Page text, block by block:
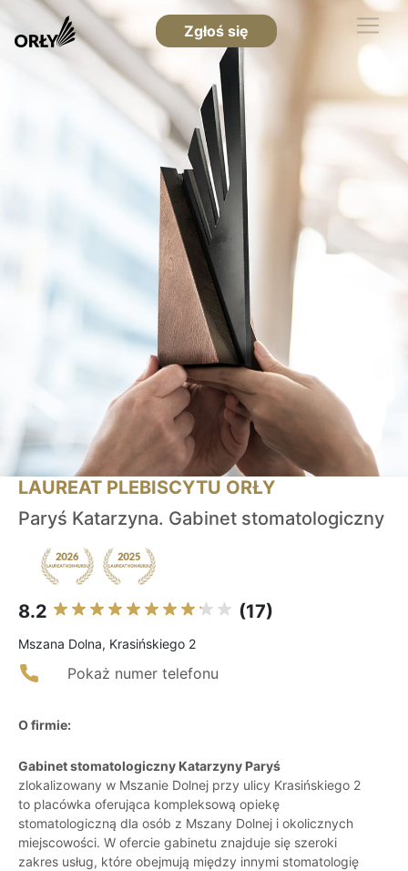
Zgłoś się
LAUREAT PLEBISCYTU ORŁY
Paryś Katarzyna. Gabinet stomatologiczny
8.2 (17)
Mszana Dolna, Krasińskiego 2
Pokaż numer telefonu
O firmie:
Gabinet stomatologiczny Katarzyny Paryś
zlokalizowany w Mszanie Dolnej przy ulicy Krasińskiego 2
to placówka oferująca kompleksową opiekę
stomatologiczną dla osób z Mszany Dolnej i okolicznych
miejscowości. W ofercie gabinetu znajduje się szeroki
zakres usług, które obejmują między innymi stomatologię